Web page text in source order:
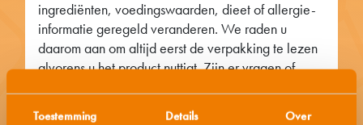
Toestemming Details Over
ingrediënten, voedingswaarden, dieet of allergie-
informatie geregeld veranderen. We raden u
daarom aan om altijd eerst de verpakking te lezen
alvorens u het product nuttigt. Zijn er vragen of
consumentenservice.